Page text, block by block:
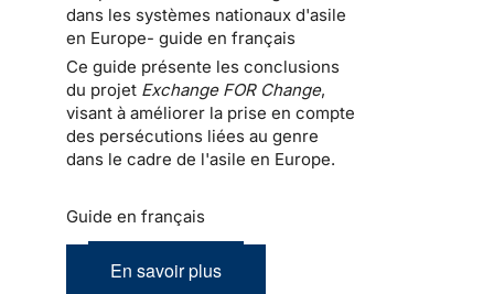
dans les systèmes nationaux d'asile
en Europe- guide en français
Ce guide présente les conclusions
du projet Exchange FOR Change,
visant à améliorer la prise en compte
des persécutions liées au genre
dans le cadre de l'asile en Europe.
Guide en français
En savoir plus